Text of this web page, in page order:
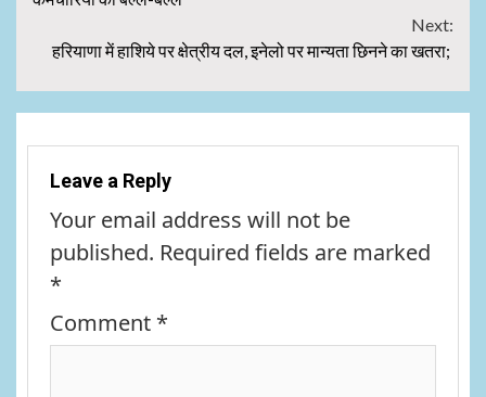
Next:
हरियाणा में हाशिये पर क्षेत्रीय दल, इनेलो पर मान्यता छिनने का खतरा;
Leave a Reply
Your email address will not be
published. Required fields are marked
*
Comment *